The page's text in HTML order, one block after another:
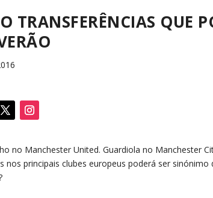
TRANSFERÊNCIAS QUE
no Manchester United. Guardiola no Manchester
nos principais clubes europeus poderá ser